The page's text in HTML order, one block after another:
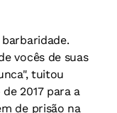
vocês de suas
tuitou
2017 para a
de prisão na